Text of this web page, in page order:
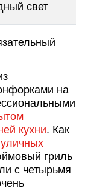
свет
на
кухни. Как
гриль
с четырьмя